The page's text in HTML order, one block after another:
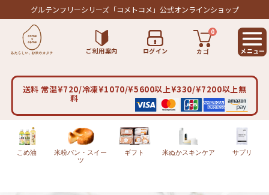
グルテンフリーシリーズ「コメトコメ」公式オンラインショップ
ご利用案内 ログイン カゴ
0
送料 常温¥720/冷凍¥1070/¥5600以上¥330/¥7200以上無
料
こめ油
米粉パン・スイー
ツ
ギフト 米ぬかスキンケア サプリ